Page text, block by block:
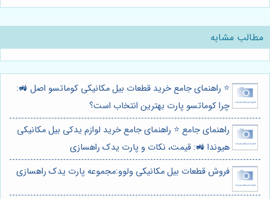
مطالب مشابه
⭐️ راهنمای جامع خرید قطعات بیل مکانیکی کوماتسو اصل 🚜:
چرا کوماتسو پارت بهترین انتخاب است؟
راهنمای جامع ⭐️ راهنمای جامع خرید لوازم یدکی بیل مکانیکی
هیوندا 🚜: قیمت، نکات و پارت یدک راهسازی
فروش قطعات بیل مکانیکی ولوو:مجموعه پارت یدک راهسازی